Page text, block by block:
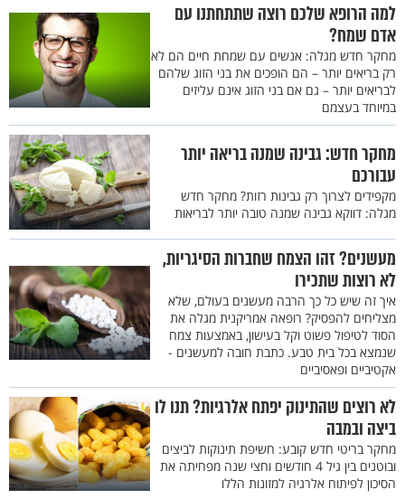
למה הרופא שלכם רוצה שתתחתנו עם
אדם שמח?
מחקר חדש מגלה: אנשים עם שמחת חיים הם לא
רק בריאים יותר – הם הופכים את בני הזוג שלהם
לבריאים יותר – גם אם בני הזוג אינם עליזים
במיוחד בעצמם
מחקר חדש: גבינה שמנה בריאה יותר
עבורכם
מקפידים לצרוך רק גבינות רזות? מחקר חדש
מגלה: דווקא גבינה שמנה טובה יותר לבריאות
מעשנים? זהו הצמח שחברות הסיגריות,
לא רוצות שתכירו
איך זה שיש כל כך הרבה מעשנים בעולם, שלא
מצליחים להפסיק? רופאה אמריקנית מגלה את
הסוד לטיפול פשוט וקל בעישון, באמצעות צמח
שנמצא בכל בית טבע. כתבת חובה למעשנים -
אקטיביים ופאסיביים
לא רוצים שהתינוק יפתח אלרגיות? תנו לו
ביצה ובמבה
מחקר בריטי חדש קובע: חשיפת תינוקות לביצים
ובוטנים בין גיל 4 חודשים וחצי שנה מפחיתה את
הסיכון לפיתוח אלרגיה למזונות הללו